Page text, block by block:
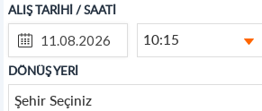
ALIŞ TARİHİ / SAATİ
10:15
DÖNÜŞ YERİ
Şehir Seçiniz